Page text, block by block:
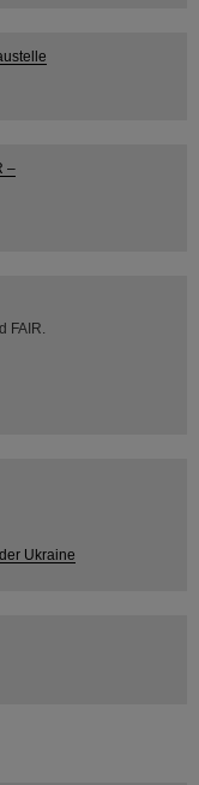
–
FAIR.
Ukraine